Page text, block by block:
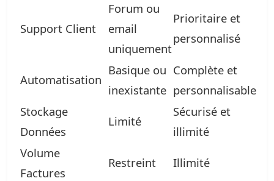
Support Client
Forum ou
email
uniquement
Prioritaire et
personnalisé
Automatisation
Basique ou
inexistante
Complète et
personnalisable
Stockage
Données
Limité
Sécurisé et
illimité
Volume
Factures
Restreint Illimité